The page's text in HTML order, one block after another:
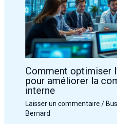
Comment optimiser
pour améliorer la
interne
Laisser un commentaire /
Bernard